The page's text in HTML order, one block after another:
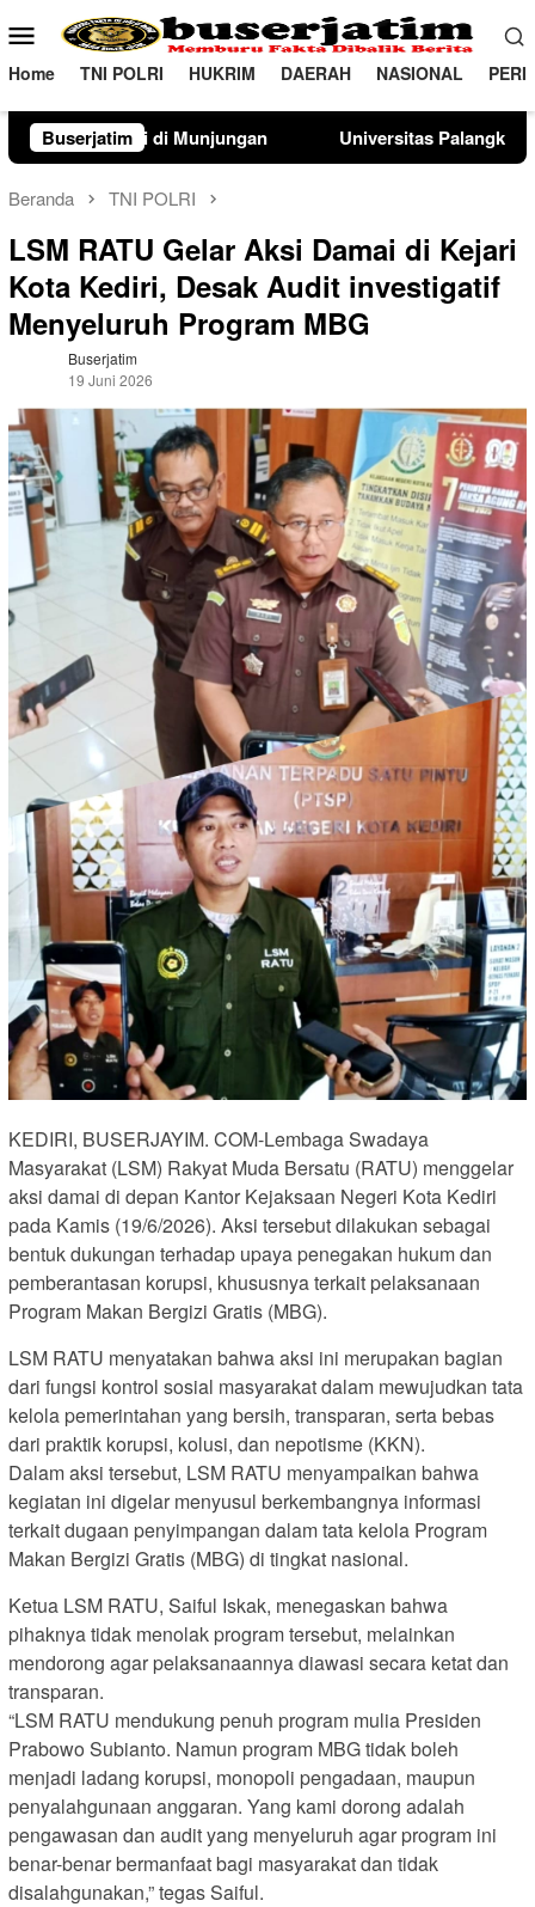
ke
konten
Menu
Mobile
Home TNI POLRI HUKRIM DAERAH NASIONAL
BuserjatimUniversitas Palangka Raya Perkuat SDM Polri
Beranda TNI POLRI
LSM RATU Gelar Aksi Damai di Kejari
Kota Kediri, Desak Audit investigatif
Menyeluruh Program MBG
Buserjatim
19 Juni 2026
KEDIRI, BUSERJAYIM. COM-Lembaga Swadaya
Masyarakat (LSM) Rakyat Muda Bersatu (RATU) menggelar
aksi damai di depan Kantor Kejaksaan Negeri Kota Kediri
pada Kamis (19/6/2026). Aksi tersebut dilakukan sebagai
bentuk dukungan terhadap upaya penegakan hukum dan
pemberantasan korupsi, khususnya terkait pelaksanaan
Program Makan Bergizi Gratis (MBG).
LSM RATU menyatakan bahwa aksi ini merupakan bagian
dari fungsi kontrol sosial masyarakat dalam mewujudkan tata
kelola pemerintahan yang bersih, transparan, serta bebas
dari praktik korupsi, kolusi, dan nepotisme (KKN).
Dalam aksi tersebut, LSM RATU menyampaikan bahwa
kegiatan ini digelar menyusul berkembangnya informasi
terkait dugaan penyimpangan dalam tata kelola Program
Makan Bergizi Gratis (MBG) di tingkat nasional.
Ketua LSM RATU, Saiful Iskak, menegaskan bahwa
pihaknya tidak menolak program tersebut, melainkan
mendorong agar pelaksanaannya diawasi secara ketat dan
transparan.
“LSM RATU mendukung penuh program mulia Presiden
Prabowo Subianto. Namun program MBG tidak boleh
menjadi ladang korupsi, monopoli pengadaan, maupun
penyalahgunaan anggaran. Yang kami dorong adalah
pengawasan dan audit yang menyeluruh agar program ini
benar-benar bermanfaat bagi masyarakat dan tidak
disalahgunakan,” tegas Saiful.